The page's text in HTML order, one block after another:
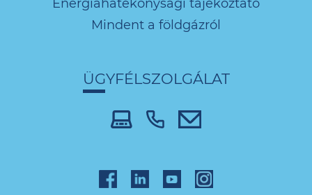
Energiahatékonysági tájékoztató
Mindent a földgázról
ÜGYFÉLSZOLGÁLAT